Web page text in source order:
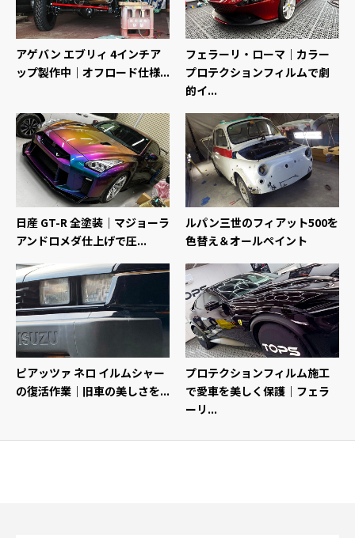
アゲバン エブリィ 4インチア
ップ製作中｜オフロード仕様...
フェラーリ・ローマ｜カラー
プロテクションフィルムで劇
的イ...
日産 GT-R 全塗装｜マジョーラ
アンドロメダ仕上げで圧...
ルパン三世のフィアット500を
色替え＆オールペイント
ピアッツァ ネロ イルムシャー
の復活作業｜旧車の美しさを...
プロテクションフィルム施工
で愛車を美しく保護｜フェラ
ーリ...